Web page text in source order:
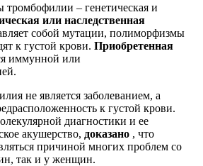
– генетическая и
или наследственная
собой мутации, полиморфизмы
к густой крови. Приобретенная
иммунной или
не является заболеванием, а
к густой крови.
диагностики и ее
акушерство, доказано , что
причиной многих проблем со
так и у женщин.